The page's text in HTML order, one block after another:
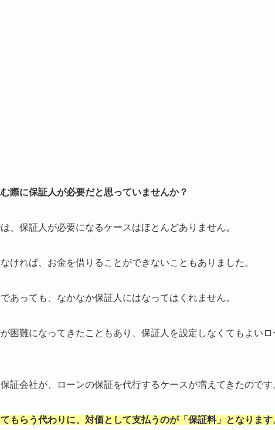
際に保証人が必要だと思っていませんか？
、保証人が必要になるケースはほとんどありません。
ければ、お金を借りることができないこともありました。
あっても、なかなか保証人にはなってはくれません。
困難になってきたこともあり、保証人を設定しなくてもよい
証会社が、ローンの保証を代行するケースが増えてきたのです
もらう代わりに、対価として支払うのが「保証料」となります